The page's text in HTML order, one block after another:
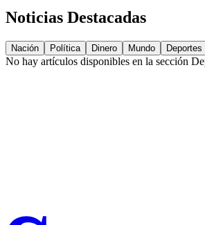
Noticias Destacadas
Nación Política Dinero Mundo Deportes
No hay artículos disponibles en la sección